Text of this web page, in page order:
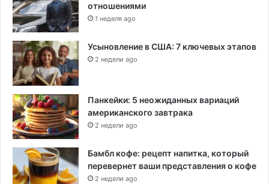
отношениями
1 неделя ago
Усыновление в США: 7 ключевых этапов
2 недели ago
Панкейки: 5 неожиданных вариаций
американского завтрака
2 недели ago
Бамбл кофе: рецепт напитка, который
перевернет ваши представления о кофе
2 недели ago